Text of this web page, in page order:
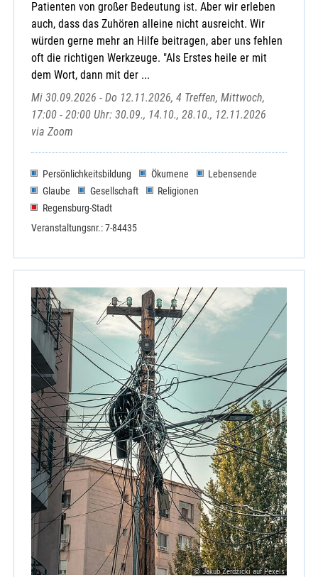
Patienten von großer Bedeutung ist. Aber wir erleben
auch, dass das Zuhören alleine nicht ausreicht. Wir
würden gerne mehr an Hilfe beitragen, aber uns fehlen
oft die richtigen Werkzeuge. "Als Erstes heile er mit
dem Wort, dann mit der ...
Mi 30.09.2026 - Do 12.11.2026, 4 Treffen, Mittwoch,
17:00 - 20:00 Uhr: 30.09., 14.10., 28.10., 12.11.2026
via Zoom
Persönlichkeitsbildung Ökumene
Lebensende
Glaube
Gesellschaft
Religionen
Regensburg-Stadt
Veranstaltungsnr.: 7-84435
© Jakub Zerdzicki auf Pexels